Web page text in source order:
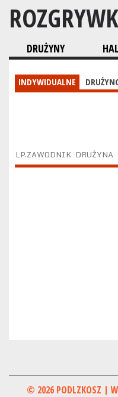
DRUŻYNY
INDYWIDUALNE
LP.ZAWODNIK DRUŻYNA
© 2026 PODLZKOSZ |